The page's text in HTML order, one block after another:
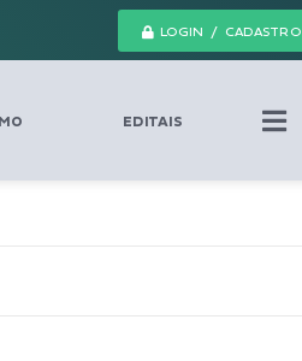
LOGIN / CADASTRO
EDITAIS